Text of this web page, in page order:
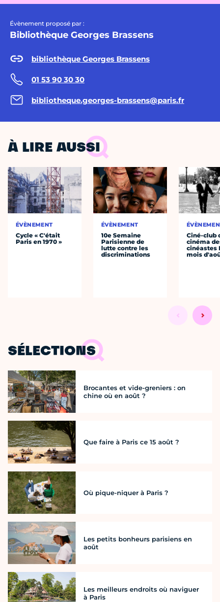
Évènement proposé par :
Bibliothèque Georges Brassens
bibliothèque Georges Brassens
01 53 90 30 30
bibliotheque.georges-brassens@paris.fr
À LIRE AUSSI
ÉVÈNEMENT
Cycle « C'était
Paris en 1970 »
ÉVÈNEMENT
10e Semaine
Parisienne de
lutte contre les
discriminations
Ciné-club
cinéma
cinéastes
mois
SÉLECTIONS
Brocantes et vide-greniers : on
chine où en août ?
Que faire à Paris ce 15 août ?
Où pique-niquer à Paris ?
Les petits bonheurs parisiens en
août
Les meilleurs endroits où naviguer
à Paris